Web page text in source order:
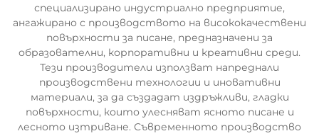
специализирано индустриално предприятие,
ангажирано с производството на висококачествени
повърхности за писане, предназначени за
образователни, корпоративни и креативни среди.
Тези производители използват напреднали
производствени технологии и иновативни
материали, за да създадат издръжливи, гладки
повърхности, които улесняват ясното писане и
лесното изтриване. Съвременното производство